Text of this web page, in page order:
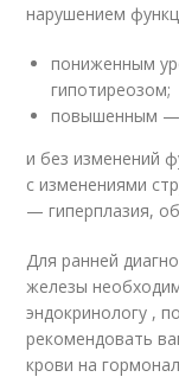
нарушением
пониженным
гипотиреозом;
повышенным —
и без изменений
с изменениями
— гиперплазия,
Для ранней
железы
эндокринологу ,
рекомендовать
крови на